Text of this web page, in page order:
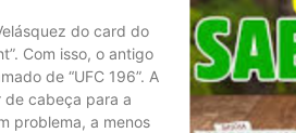
do card do
Com isso, o antigo
de “UFC 196”. A
de cabeça para a
problema, a menos